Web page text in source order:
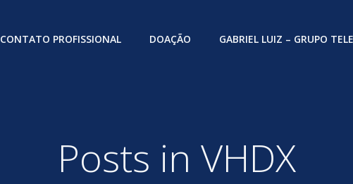
CONTATO PROFISSIONAL DOAÇÃO GABRIEL LUIZ – GRUPO
Posts in VHDX